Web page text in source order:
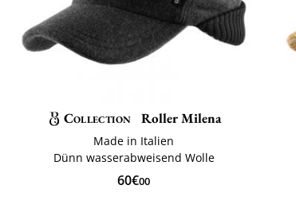
Collection Roller Milena
Made in Italien
Dünn wasserabweisend Wolle
60€00